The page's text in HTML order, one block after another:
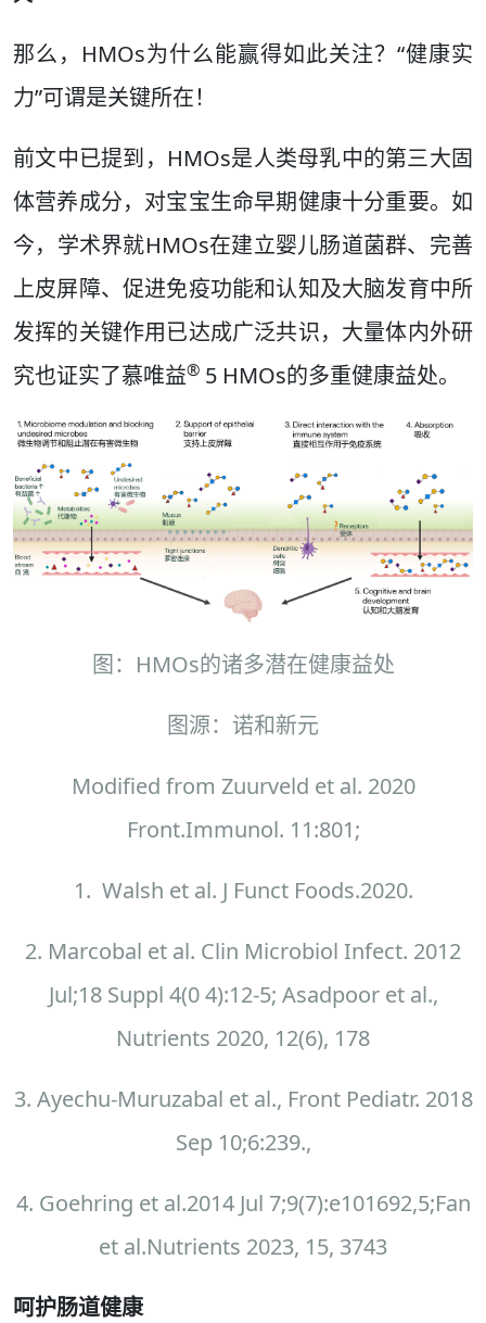
那么，HMOs为什么能赢得如此关注？“健康实
力”可谓是关键所在！
前文中已提到，HMOs是人类母乳中的第三大固
体营养成分，对宝宝生命早期健康十分重要。如
今，学术界就HMOs在建立婴儿肠道菌群、完善
上皮屏障、促进免疫功能和认知及大脑发育中所
发挥的关键作用已达成广泛共识，大量体内外研
究也证实了慕唯益® 5 HMOs的多重健康益处。
图：HMOs的诸多潜在健康益处
图源：诺和新元
Modified from Zuurveld et al. 2020
Front.Immunol. 11:801;
1. Walsh et al. J Funct Foods.2020.
2. Marcobal et al. Clin Microbiol Infect. 2012
Jul;18 Suppl 4(0 4):12-5; Asadpoor et al.,
Nutrients 2020, 12(6), 178
3. Ayechu-Muruzabal et al., Front Pediatr. 2018
Sep 10;6:239.,
4. Goehring et al.2014 Jul 7;9(7):e101692,5;Fan
et al.Nutrients 2023, 15, 3743
呵护肠道健康